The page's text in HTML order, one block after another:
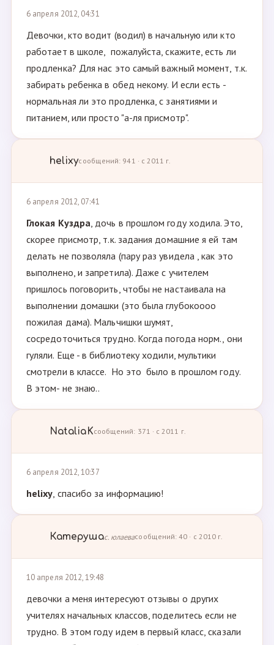
6 апреля 2012, 04:31
Девочки, кто водит (водил) в начальную или кто
работает в школе, пожалуйста, скажите, есть ли
продленка? Для нас это самый важный момент, т.к.
забирать ребенка в обед некому. И если есть -
нормальная ли это продленка, с занятиями и
питанием, или просто "а-ля присмотр".
helixyсообщений: 941 · с 2011 г.
6 апреля 2012, 07:41
Глокая Куздра, дочь в прошлом году ходила. Это,
скорее присмотр, т.к. задания домашние я ей там
делать не позволяла (пару раз увидела , как это
выполнено, и запретила). Даже с учителем
пришлось поговорить, чтобы не настаивала на
выполнении домашки (это была глубокоооо
пожилая дама). Мальчишки шумят,
сосредоточиться трудно. Когда погода норм., они
гуляли. Еще - в библиотеку ходили, мультики
смотрели в классе. Но это было в прошлом году.
В этом- не знаю..
NataliaKсообщений: 371 · с 2011 г.
6 апреля 2012, 10:37
helixy, спасибо за информацию!
Катерушас. юлаевасообщений: 40 · с 2010 г.
10 апреля 2012, 19:48
девочки а меня интересуют отзывы о других
учителях начальных классов, поделитесь если не
трудно. В этом году идем в первый класс, сказали